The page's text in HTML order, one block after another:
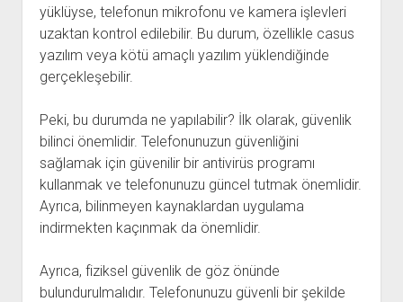
yüklüyse, telefonun mikrofonu ve kamera işlevleri
uzaktan kontrol edilebilir. Bu durum, özellikle casus
yazılım veya kötü amaçlı yazılım yüklendiğinde
gerçekleşebilir.
Peki, bu durumda ne yapılabilir? İlk olarak, güvenlik
bilinci önemlidir. Telefonunuzun güvenliğini
sağlamak için güvenilir bir antivirüs programı
kullanmak ve telefonunuzu güncel tutmak önemlidir.
Ayrıca, bilinmeyen kaynaklardan uygulama
indirmekten kaçınmak da önemlidir.
Ayrıca, fiziksel güvenlik de göz önünde
bulundurulmalıdır. Telefonunuzu güvenli bir şekilde